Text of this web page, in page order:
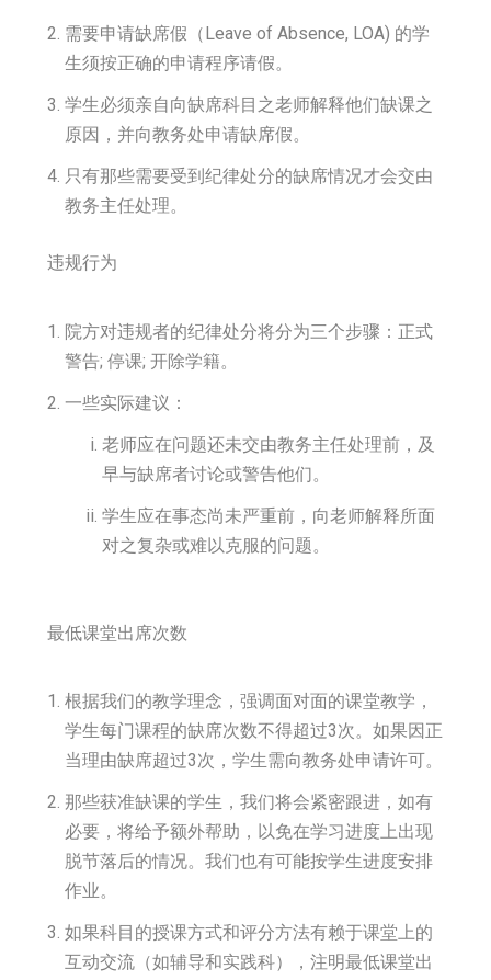
需要申请缺席假（Leave of Absence, LOA) 的学
生须按正确的申请程序请假。
学生必须亲自向缺席科目之老师解释他们缺课之
原因，并向教务处申请缺席假。
只有那些需要受到纪律处分的缺席情况才会交由
教务主任处理。
违规行为
院方对违规者的纪律处分将分为三个步骤：正式
警告; 停课; 开除学籍。
一些实际建议：
老师应在问题还未交由教务主任处理前，及
早与缺席者讨论或警告他们。
学生应在事态尚未严重前，向老师解释所面
对之复杂或难以克服的问题。
最低课堂出席次数
根据我们的教学理念，强调面对面的课堂教学，
学生每门课程的缺席次数不得超过3次。如果因正
当理由缺席超过3次，学生需向教务处申请许可。
那些获准缺课的学生，我们将会紧密跟进，如有
必要，将给予额外帮助，以免在学习进度上出现
脱节落后的情况。我们也有可能按学生进度安排
作业。
如果科目的授课方式和评分方法有赖于课堂上的
互动交流（如辅导和实践科），注明最低课堂出